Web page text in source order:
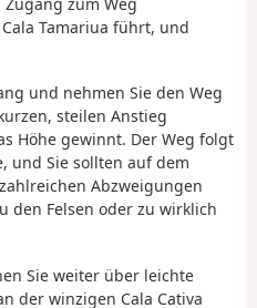
Tamariua führt, und
und nehmen Sie den Weg
steilen Anstieg
Höhe gewinnt. Der Weg folgt
und Sie sollten auf dem
Abzweigungen
den Felsen oder zu wirklich
Sie weiter über leichte
der winzigen Cala Cativa